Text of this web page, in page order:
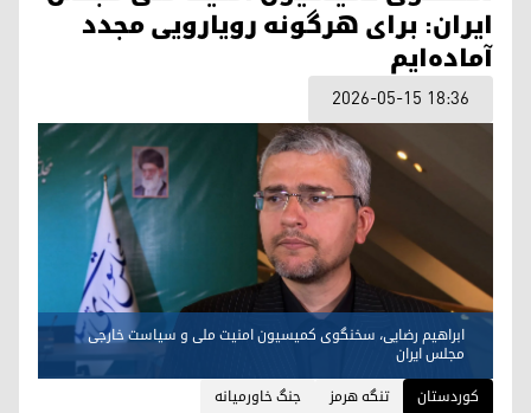
ایران: برای هرگونه رویارویی مجدد
آماده‌ایم
2026-05-15 18:36
ابراهیم رضایی، سخنگوی کمیسیون امنیت ملی و سیاست خارجی
مجلس ایران
کوردستان
تنگه هرمز جنگ خاورمیانە